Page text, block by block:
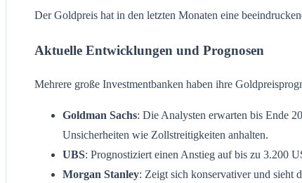
Der Goldpreis hat in den letzten Monaten eine
Aktuelle Entwicklungen und Prognosen
Mehrere große Investmentbanken haben ihre
Goldman Sachs: Die Analysten erwarten bis Ende
Unsicherheiten wie Zollstreitigkeiten anhalten.
UBS: Prognostiziert einen Anstieg auf bis zu 3.200
Morgan Stanley: Zeigt sich konservativer und sieht